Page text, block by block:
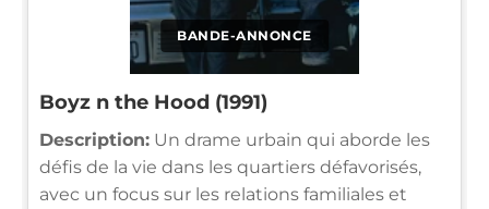
BANDE-ANNONCE
Boyz n the Hood (1991)
Description: Un drame urbain qui aborde les
défis de la vie dans les quartiers défavorisés,
avec un focus sur les relations familiales et